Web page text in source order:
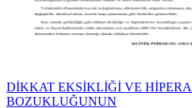
DİKKAT EKSİKLİĞİ VE
BOZUKLUĞUNUN